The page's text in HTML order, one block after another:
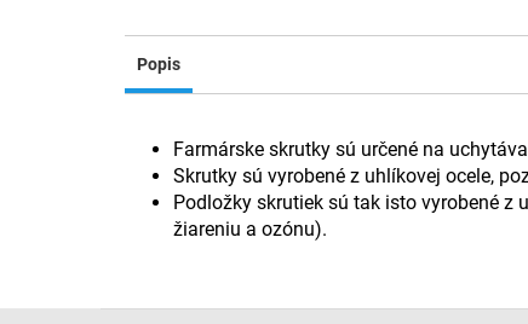
Popis
Farmárske skrutky sú určené na
Skrutky sú vyrobené z uhlíkovej ocele,
Podložky skrutiek sú tak isto vyrobené z
žiareniu a ozónu).